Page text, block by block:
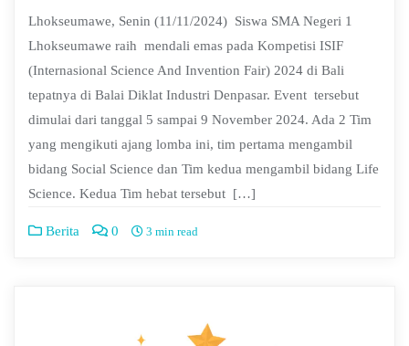
Lhokseumawe, Senin (11/11/2024) Siswa SMA Negeri 1
Lhokseumawe raih mendali emas pada Kompetisi ISIF
(Internasional Science And Invention Fair) 2024 di Bali
tepatnya di Balai Diklat Industri Denpasar. Event tersebut
dimulai dari tanggal 5 sampai 9 November 2024. Ada 2 Tim
yang mengikuti ajang lomba ini, tim pertama mengambil
bidang Social Science dan Tim kedua mengambil bidang Life
Science. Kedua Tim hebat tersebut […]
Berita 0 3 min read